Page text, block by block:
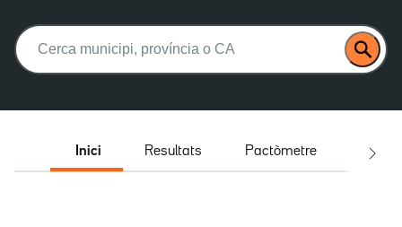
Buscar:
Inici Resultats Pactòmetre